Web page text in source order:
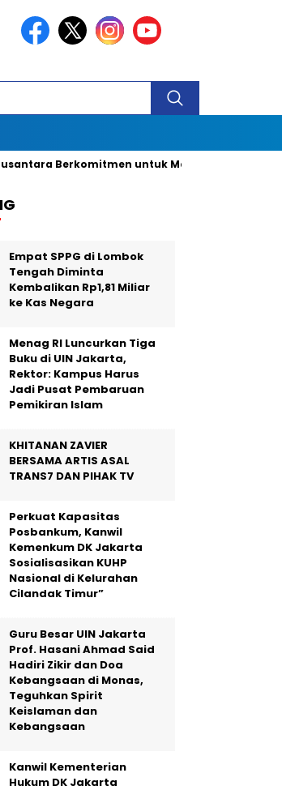
Berkomitmen untuk Menjadi Advokat
Empat SPPG di Lombok
Tengah Diminta
Kembalikan Rp1,81 Miliar
ke Kas Negara
Menag RI Luncurkan Tiga
Buku di UIN Jakarta,
Rektor: Kampus Harus
Jadi Pusat Pembaruan
Pemikiran Islam
KHITANAN ZAVIER
BERSAMA ARTIS ASAL
TRANS7 DAN PIHAK TV
Perkuat Kapasitas
Posbankum, Kanwil
Kemenkum DK Jakarta
Sosialisasikan KUHP
Nasional di Kelurahan
Cilandak Timur”
Guru Besar UIN Jakarta
Prof. Hasani Ahmad Said
Hadiri Zikir dan Doa
Kebangsaan di Monas,
Teguhkan Spirit
Keislaman dan
Kebangsaan
Kanwil Kementerian
Hukum DK Jakarta